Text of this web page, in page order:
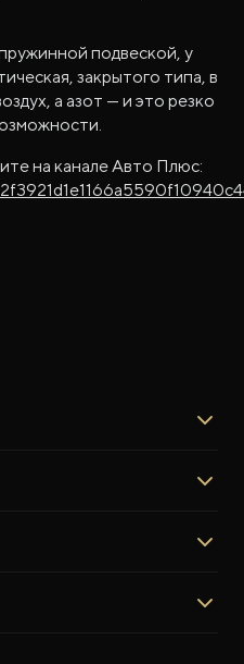
подвеской, у
закрытого типа, в
а азот — и это резко
на канале Авто Плюс: